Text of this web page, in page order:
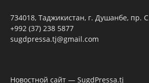
734018, Таджикистан, г. Душанбе, пр.
+992 (37) 238 5877
sugdpressa.tj@gmail.com
Новостной сайт — SugdPressa.tj